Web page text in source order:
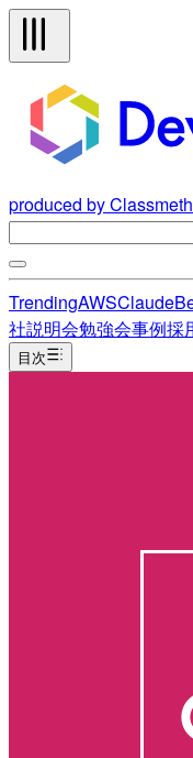
produced by
TrendingAWSClaude
社説明会勉強会事例採
目次